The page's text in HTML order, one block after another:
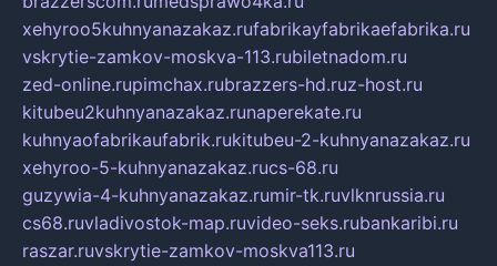
xehyroo5kuhnyanazakaz.rufabrikayfabrikaefabrika.ru
vskrytie-zamkov-moskva-113.rubiletnadom.ru
zed-online.rupimchax.rubrazzers-hd.ruz-host.ru
kitubeu2kuhnyanazakaz.runaperekate.ru
kuhnyaofabrikaufabrik.rukitubeu-2-kuhnyanazakaz.ru
xehyroo-5-kuhnyanazakaz.rucs-68.ru
guzywia-4-kuhnyanazakaz.rumir-tk.ruvlknrussia.ru
cs68.ruvladivostok-map.ruvideo-seks.rubankaribi.ru
raszar.ruvskrytie-zamkov-moskva113.ru